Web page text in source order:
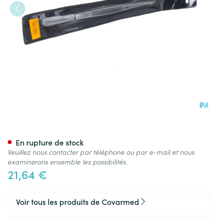
21,64 €
En rupture de stock
Veuillez nous contacter par téléphone ou par e-mail et nous
examinerons ensemble les possibilités.
Voir tous les produits de Covarmed